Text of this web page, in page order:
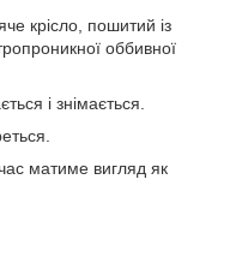
крісло, пошитий із
оббивної
і знімається.
матиме вигляд як